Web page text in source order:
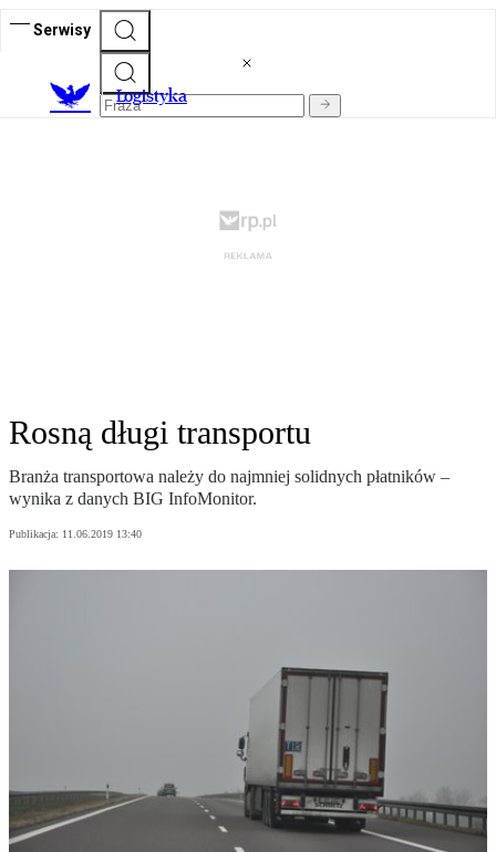
Serwisy
Logistyka
Rosną długi transportu
Branża transportowa należy do najmniej solidnych płatników –
wynika z danych BIG InfoMonitor.
Publikacja: 11.06.2019 13:40